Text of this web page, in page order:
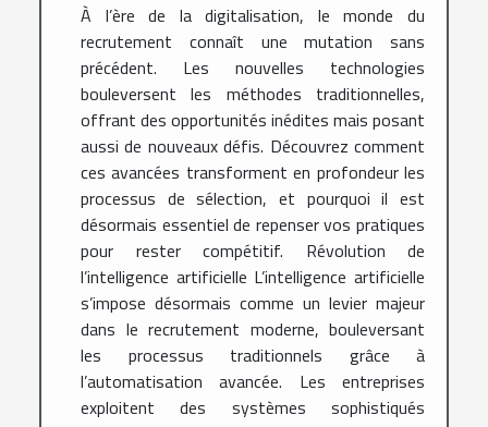
À l’ère de la digitalisation, le monde du
recrutement connaît une mutation sans
précédent. Les nouvelles technologies
bouleversent les méthodes traditionnelles,
offrant des opportunités inédites mais posant
aussi de nouveaux défis. Découvrez comment
ces avancées transforment en profondeur les
processus de sélection, et pourquoi il est
désormais essentiel de repenser vos pratiques
pour rester compétitif. Révolution de
l’intelligence artificielle L’intelligence artificielle
s’impose désormais comme un levier majeur
dans le recrutement moderne, bouleversant
les processus traditionnels grâce à
l’automatisation avancée. Les entreprises
exploitent des systèmes sophistiqués